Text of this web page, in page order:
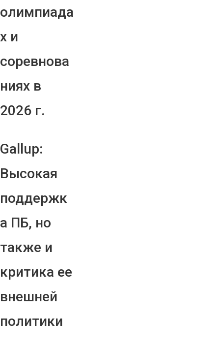
олимпиада
х и
соревнова
ниях в
2026 г.
Gallup:
Высокая
поддержк
а ПБ, но
также и
критика ее
внешней
политики